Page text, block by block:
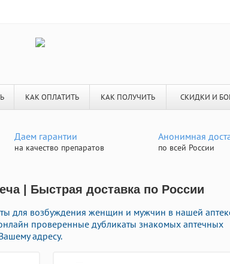
КАК ОПЛАТИТЬ КАК ПОЛУЧИТЬ СКИДКИ И
Даем гарантии
на качество препаратов
Анонимная
по всей России
| Быстрая доставка по России
для возбуждения женщин и мужчин в нашей
проверенные дубликаты знакомых аптечных
адресу.